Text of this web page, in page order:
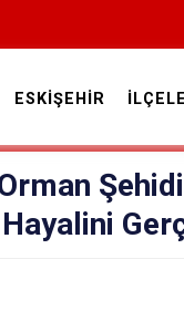
ESKİŞEHİR
Hayalini